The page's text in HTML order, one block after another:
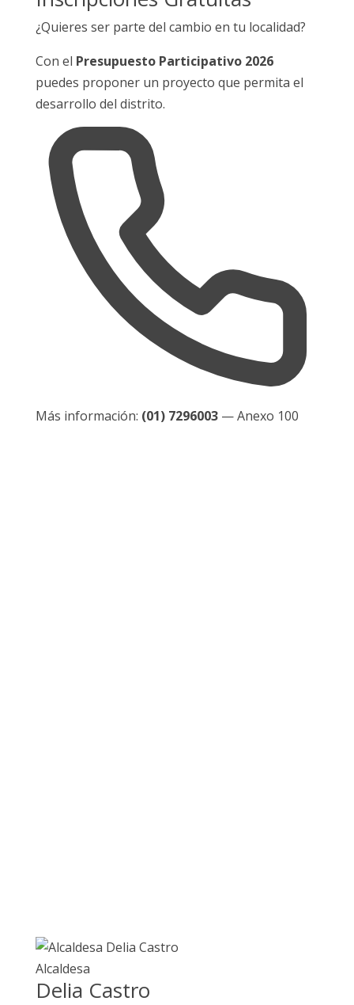
¿Quieres ser parte del cambio en tu localidad?
Con el Presupuesto Participativo 2026
puedes proponer un proyecto que permita el
desarrollo del distrito.
Más información: (01) 7296003— Anexo 100
Alcaldesa
Delia Castro